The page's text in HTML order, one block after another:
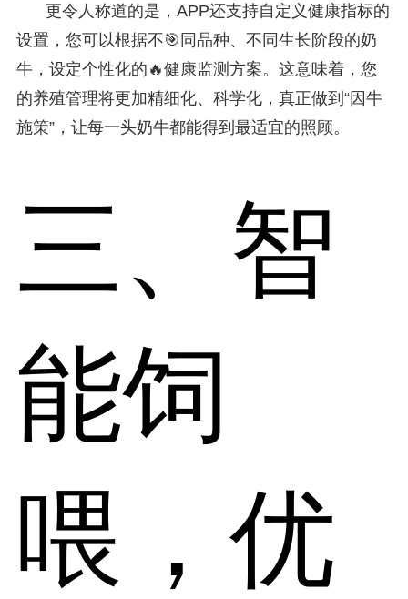
更令人称道的是，APP还支持自定义健康指标的
设置，您可以根据不🎯同品种、不同生长阶段的奶
牛，设定个性化的🔥健康监测方案。这意味着，您
的养殖管理将更加精细化、科学化，真正做到“因牛
施策”，让每一头奶牛都能得到最适宜的照顾。
三、智
能饲
喂，优